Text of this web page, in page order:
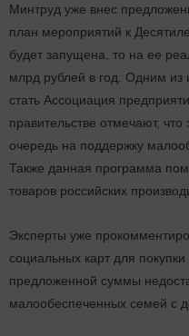
Минтруд уже внес
план мероприятий к
будет запущена, то на ее
млрд рублей в год. Одним
стать Ассоциация
правительстве отмечают,
очередь на поддержку
Также данная программа
товаров российских
Эксперты уже
социальных карт для
предложенной суммы
малообеспеченных семей с